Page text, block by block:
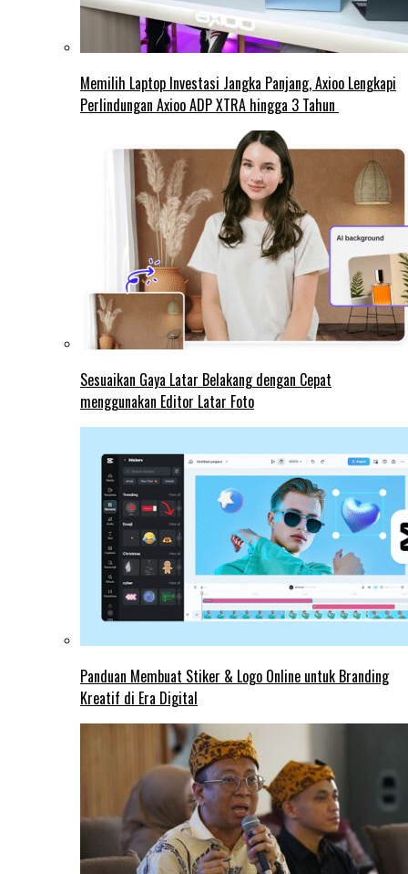
Memilih Laptop Investasi Jangka Panjang, Axioo Lengkapi
Perlindungan Axioo ADP XTRA hingga 3 Tahun
Sesuaikan Gaya Latar Belakang dengan Cepat
menggunakan Editor Latar Foto
Panduan Membuat Stiker & Logo Online untuk Branding
Kreatif di Era Digital